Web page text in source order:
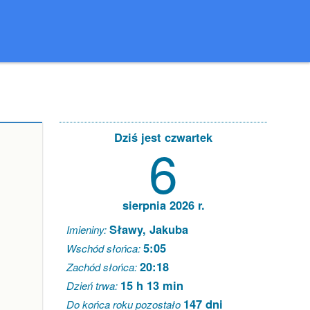
Dziś jest czwartek
6
sierpnia 2026 r.
Imieniny:Sławy, Jakuba
Wschód słońca:5:05
Zachód słońca:20:18
Dzień trwa: 15 h 13 min
Do końca roku pozostało 147 dni